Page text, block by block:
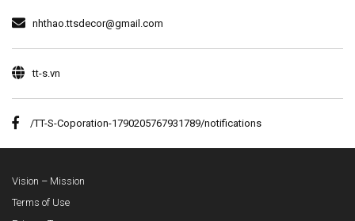
nhthao.ttsdecor@gmail.com
tt-s.vn
/TT-S-Coporation-1790205767931789/notifications
Vision – Mission
Terms of Use